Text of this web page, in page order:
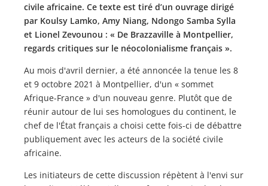
civile africaine. Ce texte est tiré d’un ouvrage dirigé
par Koulsy Lamko, Amy Niang, Ndongo Samba Sylla
et Lionel Zevounou : « De Brazzaville à Montpellier,
regards critiques sur le néocolonialisme français ».
Au mois d'avril dernier, a été annoncée la tenue les 8
et 9 octobre 2021 à Montpellier, d'un « sommet
Afrique-France » d'un nouveau genre. Plutôt que de
réunir autour de lui ses homologues du continent, le
chef de l'État français a choisi cette fois-ci de débattre
publiquement avec les acteurs de la société civile
africaine.
Les initiateurs de cette discussion répètent à l'envi sur